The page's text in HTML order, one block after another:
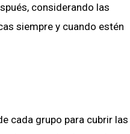
considerando las
siempre y cuando estén
cada grupo para cubrir las